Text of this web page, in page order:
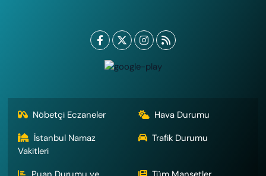
Nöbetçi Eczaneler
Hava Durumu
İstanbul Namaz
Vakitleri
Trafik Durumu